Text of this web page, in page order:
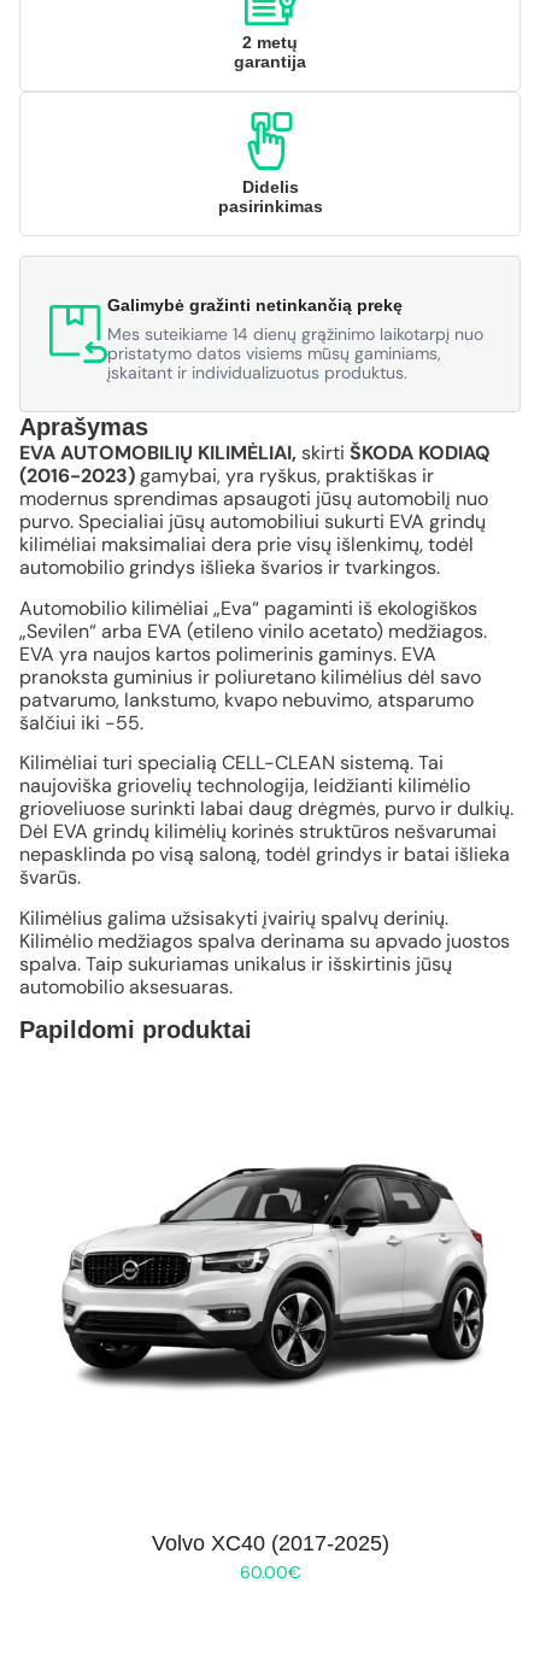
2 metų
garantija
Didelis
pasirinkimas
Galimybė gražinti netinkančią prekę
Mes suteikiame 14 dienų grąžinimo laikotarpį nuo
pristatymo datos visiems mūsų gaminiams,
įskaitant ir individualizuotus produktus.
Aprašymas
EVA AUTOMOBILIŲ KILIMĖLIAI, skirti ŠKODA KODIAQ
(2016-2023)gamybai, yra ryškus, praktiškas ir
modernus sprendimas apsaugoti jūsų automobilį nuo
purvo. Specialiai jūsų automobiliui sukurti EVA grindų
kilimėliai maksimaliai dera prie visų išlenkimų, todėl
automobilio grindys išlieka švarios ir tvarkingos.
Automobilio kilimėliai „Eva“ pagaminti iš ekologiškos
„Sevilen“ arba EVA (etileno vinilo acetato) medžiagos.
EVA yra naujos kartos polimerinis gaminys. EVA
pranoksta guminius ir poliuretano kilimėlius dėl savo
patvarumo, lankstumo, kvapo nebuvimo, atsparumo
šalčiui iki -55.
Kilimėliai turi specialią CELL-CLEAN sistemą. Tai
naujoviška griovelių technologija, leidžianti kilimėlio
grioveliuose surinkti labai daug drėgmės, purvo ir dulkių.
Dėl EVA grindų kilimėlių korinės struktūros nešvarumai
nepasklinda po visą saloną, todėl grindys ir batai išlieka
švarūs.
Kilimėlius galima užsisakyti įvairių spalvų derinių.
Kilimėlio medžiagos spalva derinama su apvado juostos
spalva. Taip sukuriamas unikalus ir išskirtinis jūsų
automobilio aksesuaras.
Papildomi produktai
Volvo XC40 (2017-2025)
60.00€